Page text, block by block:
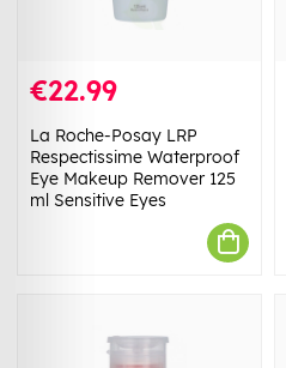
€22.99
La Roche-Posay LRP
Respectissime Waterproof
Eye Makeup Remover 125
ml Sensitive Eyes